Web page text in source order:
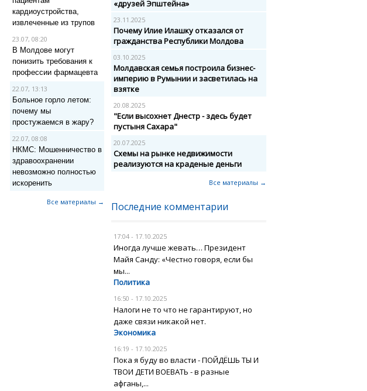
кардиоустройства,
извлеченные из трупов
23.07, 08:20
В Молдове могут
понизить требования к
профессии фармацевта
22.07, 13:13
Больное горло летом:
почему мы
простужаемся в жару?
22.07, 08:08
НКМС: Мошенничество в
здравоохранении
невозможно полностью
искоренить
Все материалы →
«друзей Эпштейна»
23.11.2025
Почему Илие Илашку отказался от
гражданства Республики Молдова
03.10.2025
Молдавская семья построила бизнес-
империю в Румынии и засветилась на
взятке
20.08.2025
"Если высохнет Днестр - здесь будет
пустыня Сахара"
20.07.2025
Схемы на рынке недвижимости
реализуются на краденые деньги
Все материалы →
Последние комментарии
17:04 - 17.10.2025
Иногда лучше жевать… Президент
Майя Санду: «Честно говоря, если бы
мы...
Политика
16:50 - 17.10.2025
Налоги не то что не гарантируют, но
даже связи никакой нет.
Экономика
16:19 - 17.10.2025
Пока я буду во власти - ПОЙДЁШЬ ТЫ И
ТВОИ ДЕТИ ВОЕВАТЬ - в разные
афганы,...